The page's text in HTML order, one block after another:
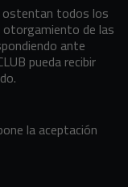
todos los
otorgamiento de las
ante
pueda recibir
la aceptación